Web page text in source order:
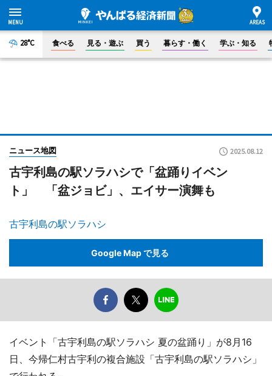
28°C 食べる 見る・遊ぶ 買う 暮らす・働く 学ぶ・知る
ニュース地図 2025.08.12
古宇利島の駅ソラハシで「盆踊りイベン
ト」 「盆ジョビ」、エイサー演舞も
古宇利島の駅ソラハシ
Google Map で見る
イベント「古宇利島の駅ソラハシ 夏の盆踊り」が8月16
日、今帰仁村古宇利の複合施設「古宇利島の駅ソラハシ」